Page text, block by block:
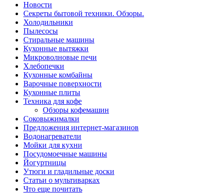
Новости
Секреты бытовой техники. Обзоры.
Холодильники
Пылесосы
Стиральные машины
Кухонные вытяжки
Микроволновые печи
Хлебопечки
Кухонные комбайны
Варочные поверхности
Кухонные плиты
Техника для кофе
Обзоры кофемашин
Соковыжималки
Предложения интернет-магазинов
Водонагреватели
Мойки для кухни
Посудомоечные машины
Йогуртницы
Утюги и гладильные доски
Статьи о мультиварках
Что еще почитать